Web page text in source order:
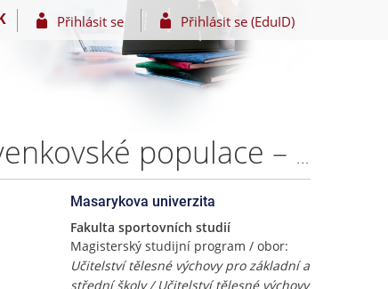
Přihlásit se Přihlásit se (EduID)
Parametry sarkopenie u seniorů: srovnání městské a venkovské populace – Bc. Lucie Hanousková
Masarykova univerzita
Fakulta sportovních studií
Magisterský studijní program / obor:
Učitelství tělesné výchovy pro základní a
střední školy / Učitelství tělesné výchovy